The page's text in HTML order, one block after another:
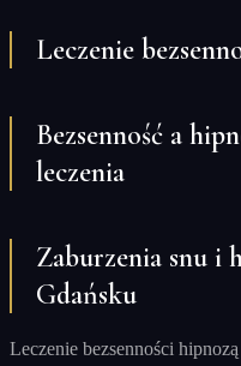
Leczenie
Bezsenność a
leczenia
Zaburzenia snu i
Gdańsku
Leczenie bezsenności